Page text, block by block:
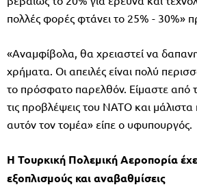
πολλές φορές φτάνει το 25% - 30%»
«Αναμφίβολα, θα χρειαστεί να
χρήματα. Οι απειλές είναι πολύ
το πρόσφατο παρελθόν. Είμαστε από
τις προβλέψεις του ΝΑΤΟ και
αυτόν τον τομέα» είπε ο υφυπουργός.
Η Τουρκική Πολεμική Αεροπορία
εξοπλισμούς και αναβαθμίσεις